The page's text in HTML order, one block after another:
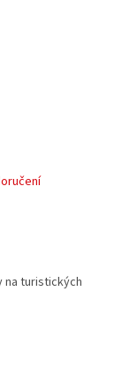
na turistických